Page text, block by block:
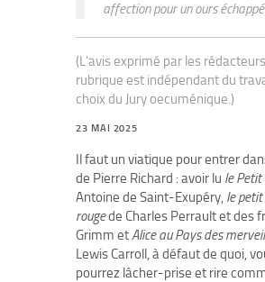
affection pour un ours échappé
(L'avis exprimé par les
rubrique est indépendant du
choix du Jury oecuménique.)
23 MAI 2025
Il faut un viatique pour entrer
de Pierre Richard : avoir lu le Petit
Antoine de Saint-Exupéry, le petit
rougede Charles Perrault et des
Grimm etAlice au Pays des
Lewis Carroll, à défaut de quoi,
pourrez lâcher-prise et rire